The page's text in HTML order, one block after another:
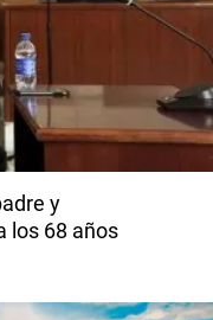
y
los 68 años